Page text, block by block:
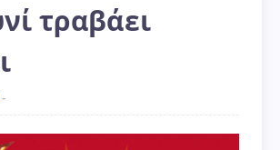
τραβάει